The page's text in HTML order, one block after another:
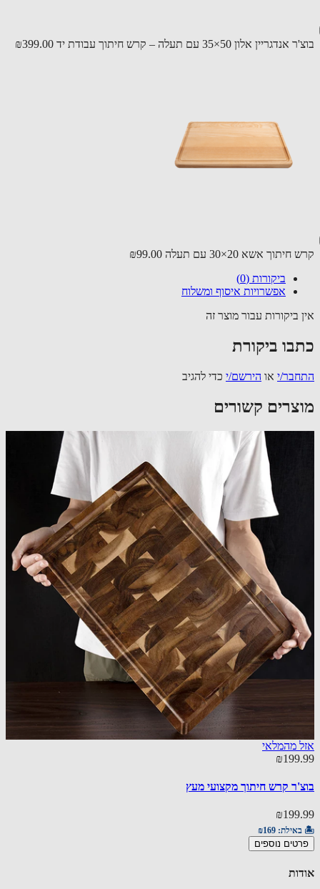
אלון 50×35 עם תעלה – קרש חיתוך עבודת יד ₪399.00
אשא 20×30 עם תעלה
₪99.00
ביקורות (0)
אפשרויות איסוף ומשלוח
ביקורות עבור מוצר זה
ביקורת
יאוהירשם/יכדי להגיב
קשורים
מהמלאי
קרש חיתוך מקצועי מעץ
₪169
נוספים